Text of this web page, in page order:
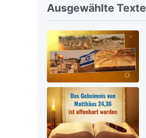
Ausgewählte Texte